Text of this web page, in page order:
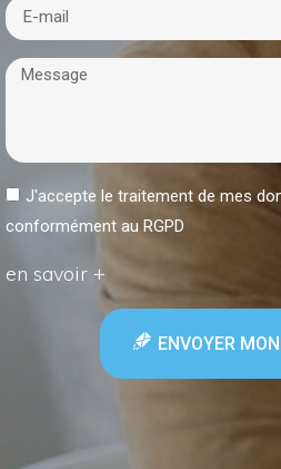
J'accepte le traitement de mes
conformément au RGPD
en savoir +
ENVOYER